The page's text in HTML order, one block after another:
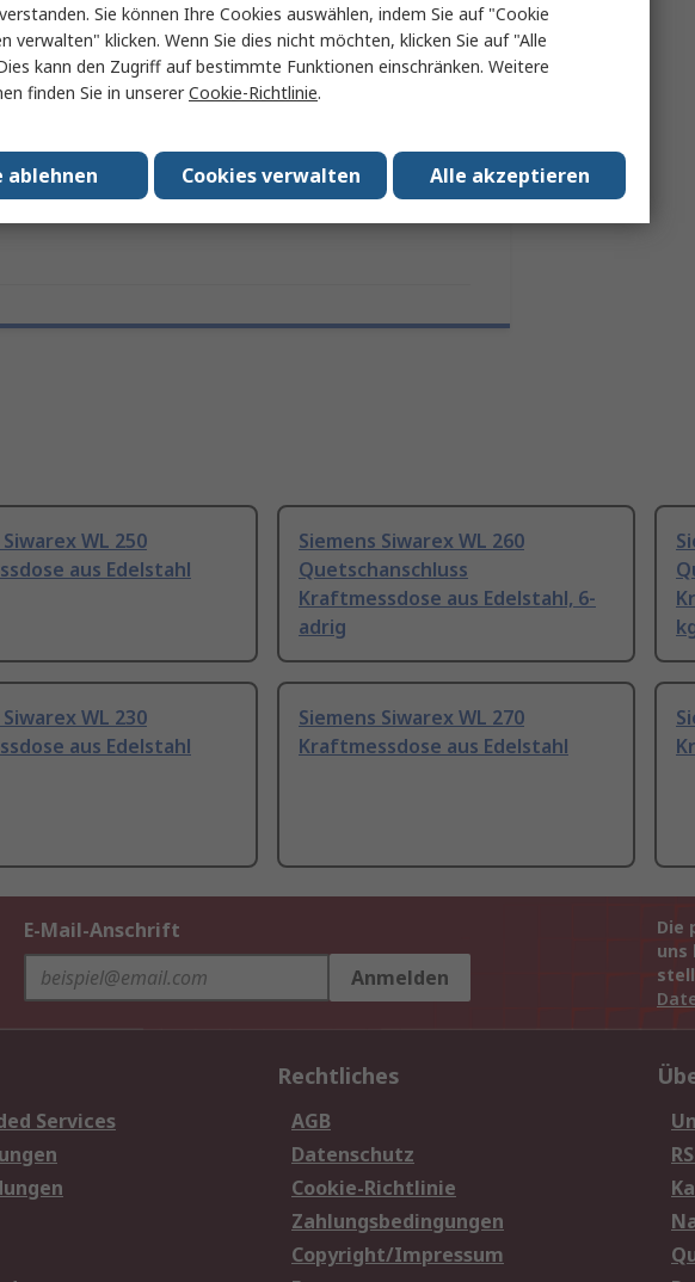
SIWAREX WL
IP67
Zulassungen RoHS
WL 250
aus Edelstahl
Siemens Siwarex WL 260
Quetschanschluss
Kraftmessdose aus Edelstahl, 6-
adrig
WL 230
aus Edelstahl
Siemens Siwarex WL 270
Kraftmessdose aus Edelstahl
E-Mail-Anschrift
Anmelden
Die
uns
Services
Rechtliches
AGB
Datenschutz
Cookie-Richtlinie
Zahlungsbedingungen
Copyright/Impressum
Sie können Ihre Cookies auswählen, indem Sie auf "Cookie
verwalten" klicken. Wenn Sie dies nicht möchten, klicken Sie auf "Alle
kann den Zugriff auf bestimmte Funktionen einschränken. Weitere
finden Sie in unsererCookie-Richtlinie.
Alle akzeptieren
Cookies verwalten
ablehnen